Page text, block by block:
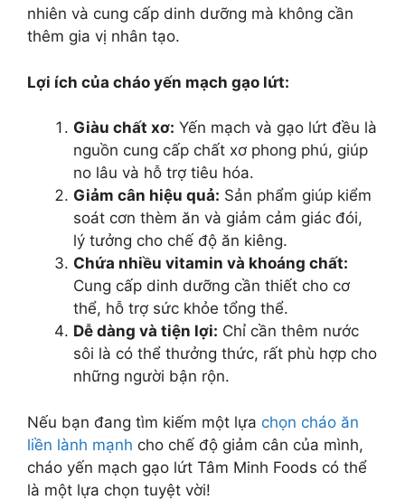
nhiên và cung cấp dinh dưỡng mà không cần
thêm gia vị nhân tạo.
Lợi ích của cháo yến mạch gạo lứt:
Giàu chất xơ: Yến mạch và gạo lứt đều là
nguồn cung cấp chất xơ phong phú, giúp
no lâu và hỗ trợ tiêu hóa.
Giảm cân hiệu quả: Sản phẩm giúp kiểm
soát cơn thèm ăn và giảm cảm giác đói,
lý tưởng cho chế độ ăn kiêng.
Chứa nhiều vitamin và khoáng chất:
Cung cấp dinh dưỡng cần thiết cho cơ
thể, hỗ trợ sức khỏe tổng thể.
Dễ dàng và tiện lợi: Chỉ cần thêm nước
sôi là có thể thưởng thức, rất phù hợp cho
những người bận rộn.
Nếu bạn đang tìm kiếm một lựa chọn cháo ăn
liền lành mạnh cho chế độ giảm cân của mình,
cháo yến mạch gạo lứt Tâm Minh Foods có thể
là một lựa chọn tuyệt vời!